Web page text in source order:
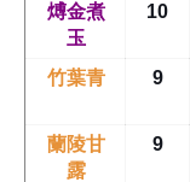
煿金煮
玉
10
竹葉青
9
蘭陵甘
露
9